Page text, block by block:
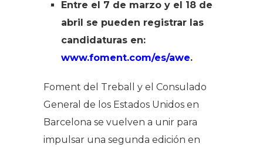
Entre el 7 de marzo y el 18 de
abril se pueden registrar las
candidaturas en:
www.foment.com/es/awe.
Foment del Treball y el Consulado
General de los Estados Unidos en
Barcelona se vuelven a unir para
impulsar una segunda edición en